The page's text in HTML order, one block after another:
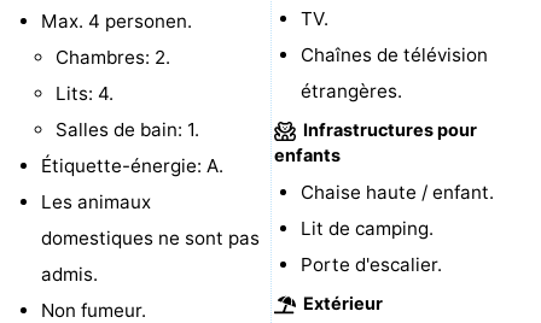
Brouwershaven
Bruinisse
Zierikzee
-
Oosterschelde
Burgh
-
Max. 4 personen.
Chambres: 2.
Lits: 4.
Salles de bain: 1.
Étiquette-énergie: A.
Les animaux
domestiques ne sont pas
admis.
Non fumeur.
TV.
Chaînes de télévision
étrangères.
Infrastructures pour
enfants
Chaise haute / enfant.
Lit de camping.
Porte d'escalier.
Extérieur